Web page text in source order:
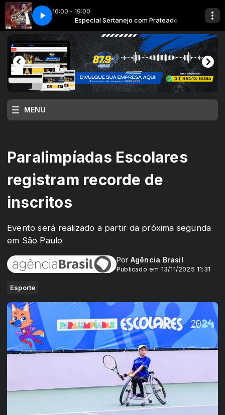
16:00 - 19:00
Prateado Especial Sertanejo com Prateado
e Paulinho Se Tiver Mulher N󩳠Vai - Cesar e Paulinho
MENU
Paralimpíadas Escolares
registram recorde de
inscritos
Evento será realizado a partir da próxima segunda
em São Paulo
Por Agência Brasil
Publicado em 13/11/2025 11:31
Esporte